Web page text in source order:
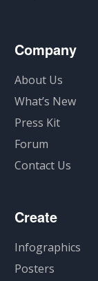
Company
About Us
What’s New
Press Kit
Forum
Contact Us
Create
Infographics
Posters